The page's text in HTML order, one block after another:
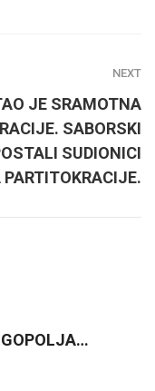
NEXT
JE SRAMOTNA
SABORSKI
SUDIONICI